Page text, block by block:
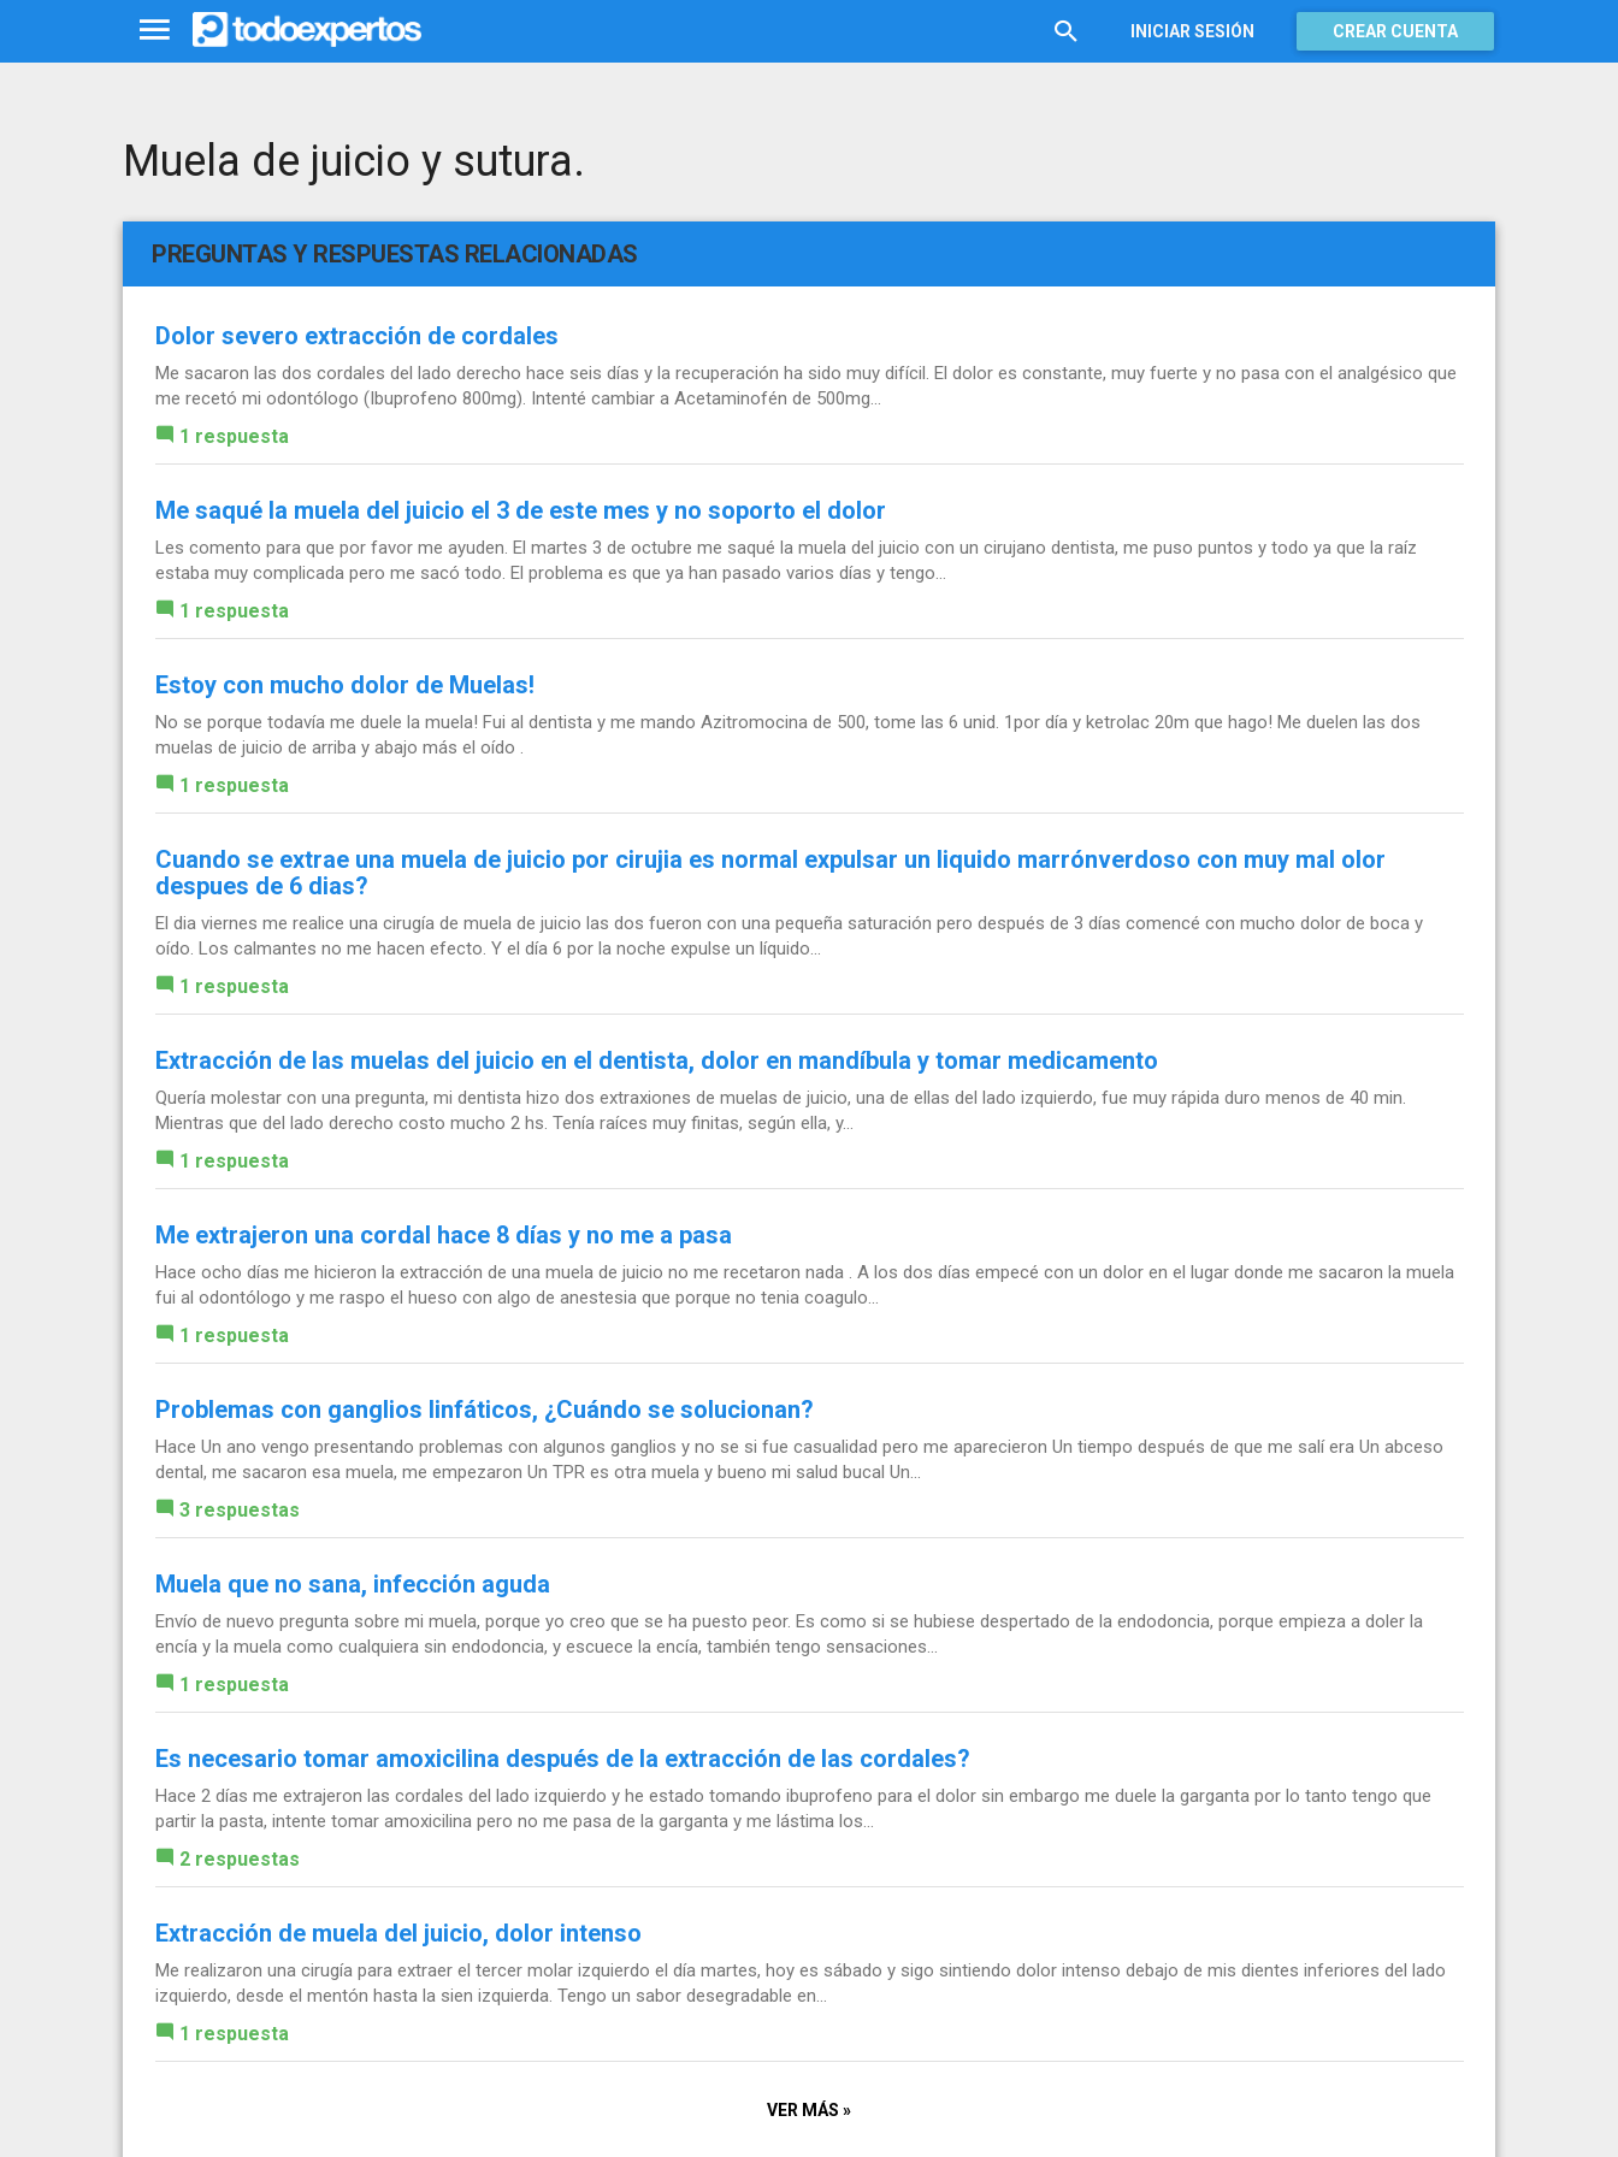
INICIAR SESIÓN CREAR CUENTA
Muela de juicio y sutura.
PREGUNTAS Y RESPUESTAS RELACIONADAS
Dolor severo extracción de cordales
Me sacaron las dos cordales del lado derecho hace seis días y la recuperación ha sido muy difícil. El dolor es constante, muy fuerte y no pasa con el analgésico que
me recetó mi odontólogo (Ibuprofeno 800mg). Intenté cambiar a Acetaminofén de 500mg...
1 respuesta
Me saqué la muela del juicio el 3 de este mes y no soporto el dolor
Les comento para que por favor me ayuden. El martes 3 de octubre me saqué la muela del juicio con un cirujano dentista, me puso puntos y todo ya que la raíz
estaba muy complicada pero me sacó todo. El problema es que ya han pasado varios días y tengo...
1 respuesta
Estoy con mucho dolor de Muelas!
No se porque todavía me duele la muela! Fui al dentista y me mando Azitromocina de 500, tome las 6 unid. 1por día y ketrolac 20m que hago! Me duelen las dos
muelas de juicio de arriba y abajo más el oído .
1 respuesta
Cuando se extrae una muela de juicio por cirujia es normal expulsar un liquido marrónverdoso con muy mal olor
despues de 6 dias?
El dia viernes me realice una cirugía de muela de juicio las dos fueron con una pequeña saturación pero después de 3 días comencé con mucho dolor de boca y
oído. Los calmantes no me hacen efecto. Y el día 6 por la noche expulse un líquido...
1 respuesta
Extracción de las muelas del juicio en el dentista, dolor en mandíbula y tomar medicamento
Quería molestar con una pregunta, mi dentista hizo dos extraxiones de muelas de juicio, una de ellas del lado izquierdo, fue muy rápida duro menos de 40 min.
Mientras que del lado derecho costo mucho 2 hs. Tenía raíces muy finitas, según ella, y...
1 respuesta
Me extrajeron una cordal hace 8 días y no me a pasa
Hace ocho días me hicieron la extracción de una muela de juicio no me recetaron nada . A los dos días empecé con un dolor en el lugar donde me sacaron la muela
fui al odontólogo y me raspo el hueso con algo de anestesia que porque no tenia coagulo...
1 respuesta
Problemas con ganglios linfáticos, ¿Cuándo se solucionan?
Hace Un ano vengo presentando problemas con algunos ganglios y no se si fue casualidad pero me aparecieron Un tiempo después de que me salí era Un abceso
dental, me sacaron esa muela, me empezaron Un TPR es otra muela y bueno mi salud bucal Un...
3 respuestas
Muela que no sana, infección aguda
Envío de nuevo pregunta sobre mi muela, porque yo creo que se ha puesto peor. Es como si se hubiese despertado de la endodoncia, porque empieza a doler la
encía y la muela como cualquiera sin endodoncia, y escuece la encía, también tengo sensaciones...
1 respuesta
Es necesario tomar amoxicilina después de la extracción de las cordales?
Hace 2 días me extrajeron las cordales del lado izquierdo y he estado tomando ibuprofeno para el dolor sin embargo me duele la garganta por lo tanto tengo que
partir la pasta, intente tomar amoxicilina pero no me pasa de la garganta y me lástima los...
2 respuestas
Extracción de muela del juicio, dolor intenso
Me realizaron una cirugía para extraer el tercer molar izquierdo el día martes, hoy es sábado y sigo sintiendo dolor intenso debajo de mis dientes inferiores del lado
izquierdo, desde el mentón hasta la sien izquierda. Tengo un sabor desegradable en...
1 respuesta
VER MÁS »